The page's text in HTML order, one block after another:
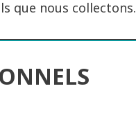
que nous collectons.